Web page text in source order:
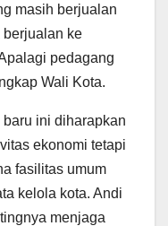
masih berjualan
ke
pedagang
Wali Kota.
ini diharapkan
ekonomi tetapi
fasilitas umum
kelola kota. Andi
menjaga